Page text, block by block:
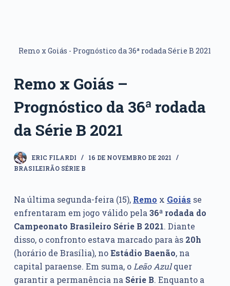
Remo x Goiás - Prognóstico da 36ª rodada Série B 2021
Remo x Goiás –
Prognóstico da 36ª rodada
da Série B 2021
ERIC FILARDI
16 DE NOVEMBRO DE 2021
BRASILEIRÃO SÉRIE B
Na última segunda-feira (15), Remo x Goiás se
enfrentaram em jogo válido pela36ª rodada do
Campeonato Brasileiro Série B 2021. Diante
disso, o confronto estava marcado para às20h
(horário de Brasília), noEstádio Baenão, na
capital paraense. Em suma, oLeão Azulquer
garantir a permanência na Série B. Enquanto a